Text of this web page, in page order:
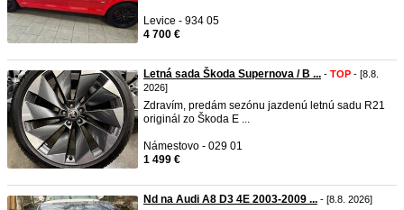
Levice - 934 05
4 700 €
Letná sada Škoda Supernova / B ... - TOP - [8.8.
2026]
Zdravím, predám sezónu jazdenú letnú sadu R21
originál zo Škoda E ...
Námestovo - 029 01
1 499 €
Nd na Audi A8 D3 4E 2003-2009 ... - [8.8. 2026]